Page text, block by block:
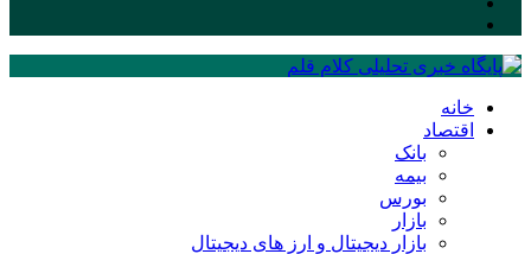
خانه
اقتصاد
بانک
بیمه
بورس
بازار
بازار دیجیتال و ارز های دیجیتال